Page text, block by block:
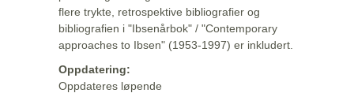
flere trykte, retrospektive bibliografier og
bibliografien i "Ibsenårbok" / "Contemporary
approaches to Ibsen" (1953-1997) er inkludert.
Oppdatering:
Oppdateres løpende